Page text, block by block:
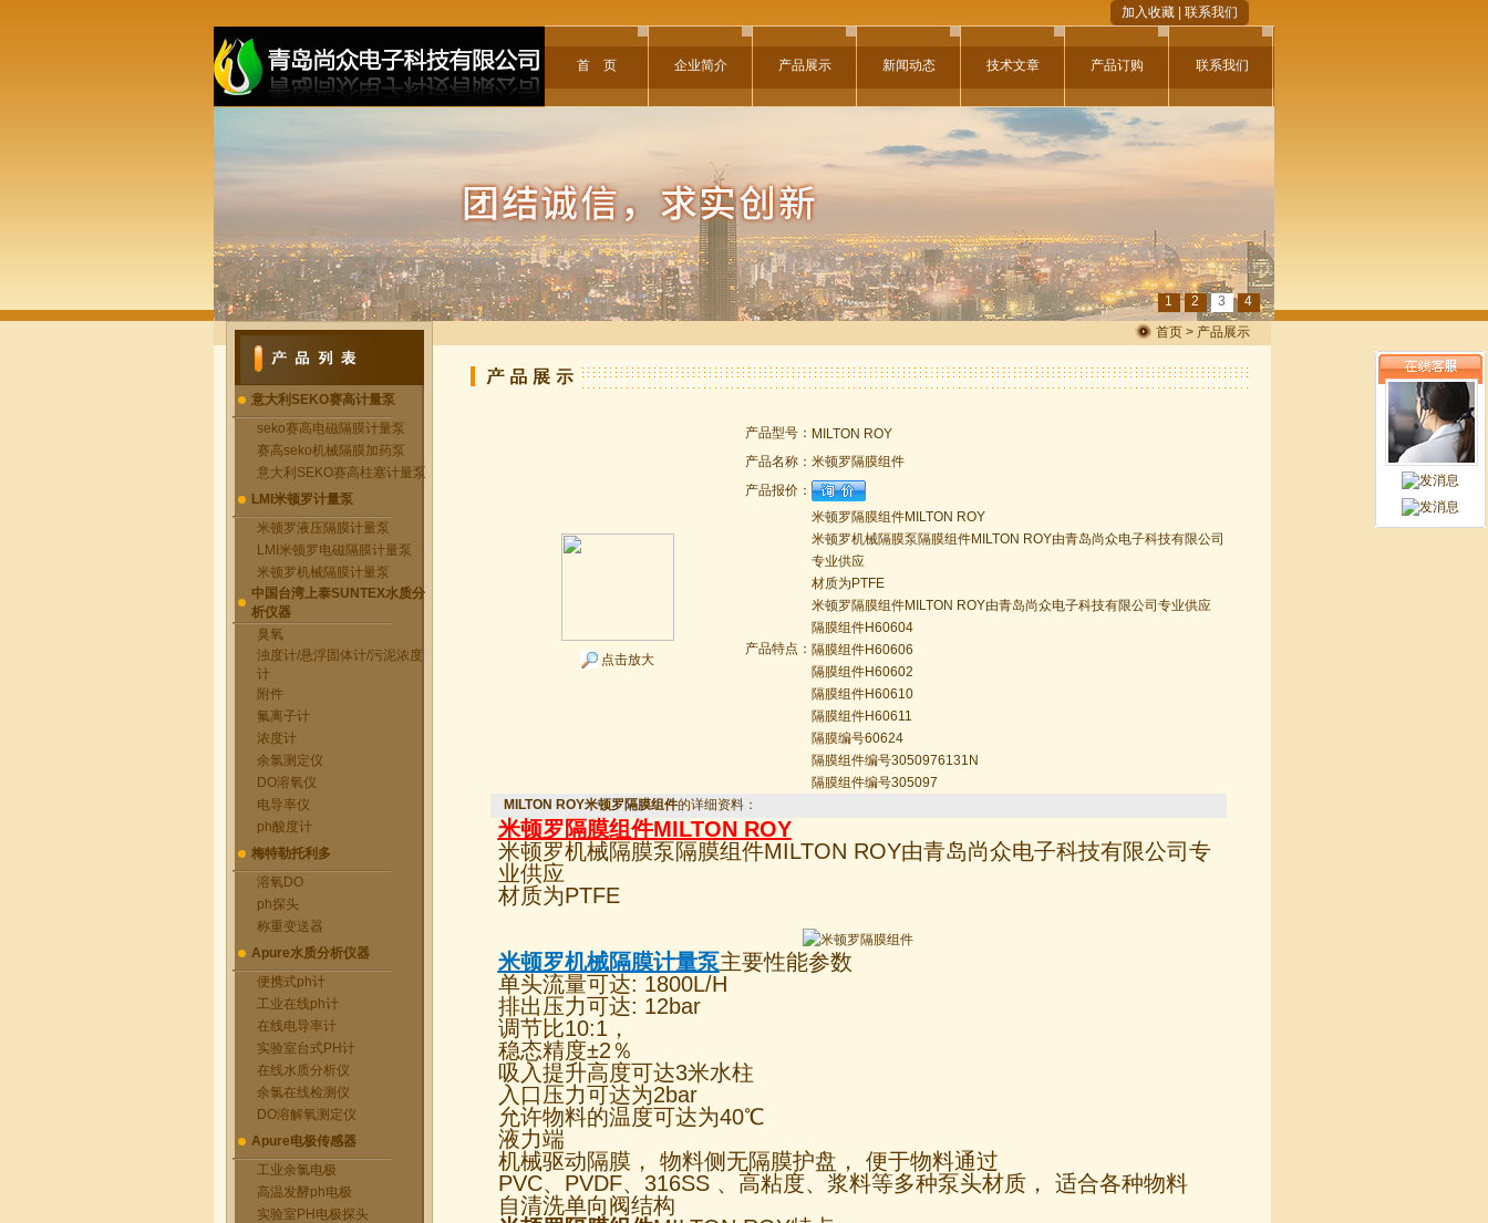
加入收藏 联系我们
首 页 企业简介 产品展示 新闻动态 技术文章 产品订购 联系我们
1 2 3 4
意大利SEKO赛高计量泵
seko赛高电磁隔膜计量泵
赛高seko机械隔膜加药泵
意大利SEKO赛高柱塞计量泵
LMI米顿罗计量泵
米顿罗液压隔膜计量泵
LMI米顿罗电磁隔膜计量泵
米顿罗机械隔膜计量泵
中国台湾上泰SUNTEX水质分
析仪器
臭氧
浊度计/悬浮固体计/污泥浓度
计
附件
氟离子计
浓度计
余氯测定仪
DO溶氧仪
电导率仪
ph酸度计
梅特勒托利多
溶氧DO
ph探头
称重变送器
Apure水质分析仪器
便携式ph计
工业在线ph计
在线电导率计
实验室台式PH计
在线水质分析仪
余氯在线检测仪
DO溶解氧测定仪
Apure电极传感器
工业余氯电极
高温发酵ph电极
实验室PH电极探头
首页 > 产品展示
点击放大
产品型号： MILTON ROY
产品名称： 米顿罗隔膜组件
产品报价：
产品特点：
米顿罗隔膜组件MILTON ROY
米顿罗机械隔膜泵隔膜组件MILTON ROY由青岛尚众电子科技有限公司
专业供应
材质为PTFE
米顿罗隔膜组件MILTON ROY由青岛尚众电子科技有限公司专业供应
隔膜组件H60604
隔膜组件H60606
隔膜组件H60602
隔膜组件H60610
隔膜组件H60611
隔膜编号60624
隔膜组件编号3050976131N
隔膜组件编号305097
MILTON ROY米顿罗隔膜组件的详细资料：
米顿罗隔膜组件MILTON ROY
米顿罗机械隔膜泵隔膜组件MILTON ROY由青岛尚众电子科技有限公司专
业供应
材质为PTFE
米顿罗机械隔膜计量泵主要性能参数
单头流量可达: 1800L/H
排出压力可达: 12bar
调节比10:1，
稳态精度±2％
吸入提升高度可达3米水柱
入口压力可达为2bar
允许物料的温度可达为40℃
液力端
机械驱动隔膜， 物料侧无隔膜护盘， 便于物料通过
PVC、PVDF、316SS 、高粘度、浆料等多种泵头材质， 适合各种物料
自清洗单向阀结构